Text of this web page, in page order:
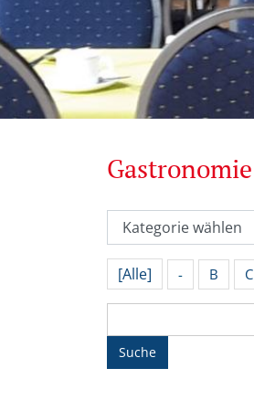
Gastronomie
[Alle] - B C
Suche